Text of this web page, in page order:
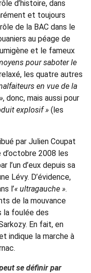
d’histoire, dans
et toujours
de la BAC dans le
au péage de
et le fameux
pour saboter le
les quatre autres
en vue de la
, donc, mais aussi pour
explosif » (les
par Julien Coupat
2008 les
l’un d’eux depuis sa
Lévy. D’évidence,
l’« ultragauche ».
de la mouvance
la foulée des
En fait, en
indique la marche à
se définir par